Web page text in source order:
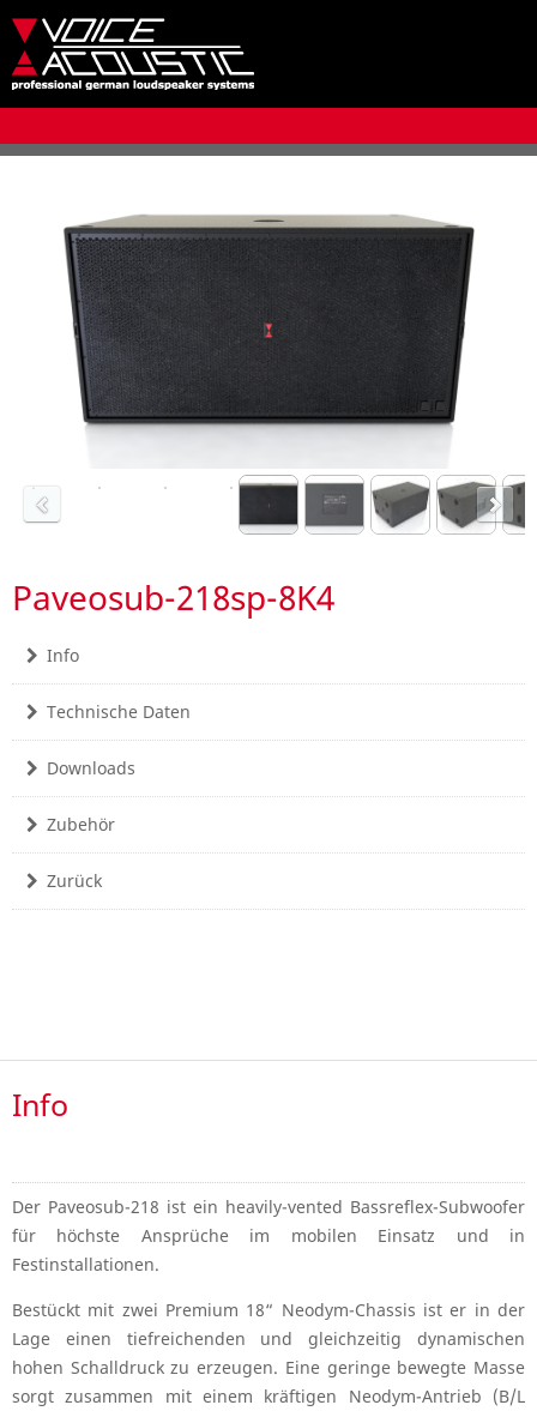
Paveosub-218sp-8K4
Info
Technische Daten
Downloads
Zubehör
Zurück
Info
Der Paveosub-218 ist ein heavily-vented Bassreflex-Subwoofer
für höchste Ansprüche im mobilen Einsatz und in
Festinstallationen.
Bestückt mit zwei Premium 18“ Neodym-Chassis ist er in der
Lage einen tiefreichenden und gleichzeitig dynamischen
hohen Schalldruck zu erzeugen. Eine geringe bewegte Masse
sorgt zusammen mit einem kräftigen Neodym-Antrieb (B/L